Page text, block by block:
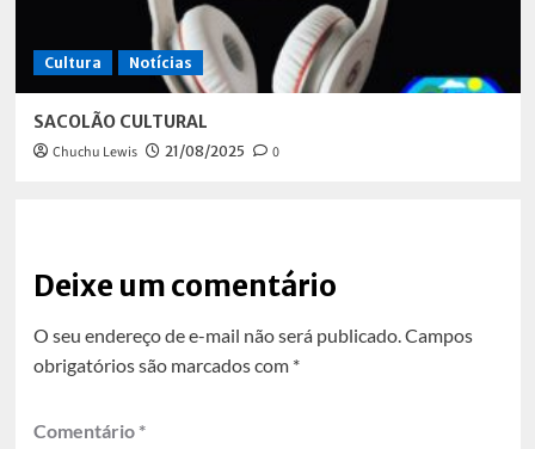
Cultura Notícias
SACOLÃO CULTURAL
Chuchu Lewis 21/08/2025 0
Deixe um comentário
O seu endereço de e-mail não será publicado.Campos
obrigatórios são marcados com *
Comentário *